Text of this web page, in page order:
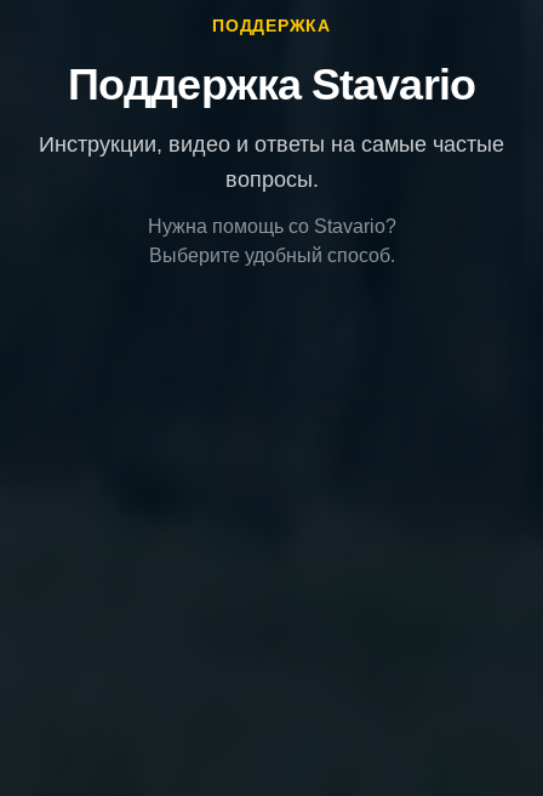
ПОДДЕРЖКА
Поддержка Stavario
Инструкции, видео и ответы на самые частые
вопросы.
Нужна помощь со Stavario?
Выберите удобный способ.